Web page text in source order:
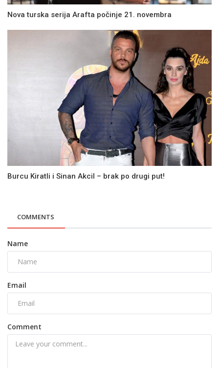
Nova turska serija Arafta počinje 21. novembra
Burcu Kiratli i Sinan Akcil – brak po drugi put!
COMMENTS
Name
Email
Comment